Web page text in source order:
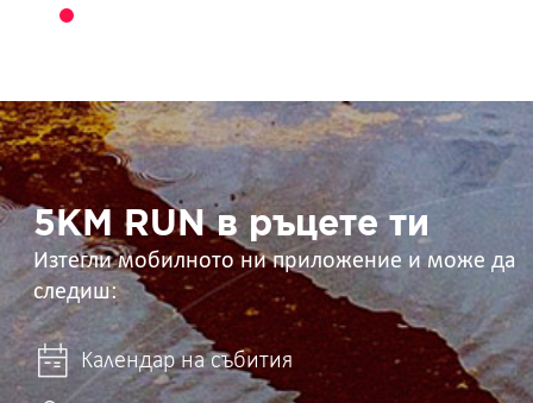
5KM
RUN
в
ръцете
ти 5KM RUN в ръцете ти
Изтегли мобилното ни приложение и може да
следиш:
Календар на събития